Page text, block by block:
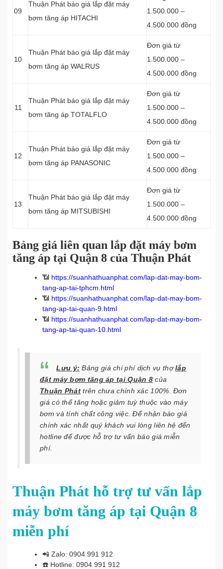
09
Thuận Phát báo giá lắp đặt máy
bơm tăng áp HITACHI
1.500.000 –
4.500.000 đồng
10
Thuận Phát báo giá lắp đặt máy
bơm tăng áp WALRUS
Đơn giá từ
1.500.000 –
4.500.000 đồng
11
Thuận Phát báo giá lắp đặt máy
bơm tăng áp TOTALFLO
Đơn giá từ
1.500.000 –
4.500.000 đồng
12
Thuận Phát báo giá lắp đặt máy
bơm tăng áp PANASONIC
Đơn giá từ
1.500.000 –
4.500.000 đồng
13
Thuận Phát báo giá lắp đặt máy
bơm tăng áp MITSUBISHI
Đơn giá từ
1.500.000 –
4.500.000 đồng
Bảng giá liên quan lắp đặt máy bơm
tăng áp tại Quận 8 của Thuận Phát
📶 https://suanhathuanphat.com/lap-dat-may-bom-
tang-ap-tai-tphcm.html
📶 https://suanhathuanphat.com/lap-dat-may-bom-
tang-ap-tai-quan-9.html
📶 https://suanhathuanphat.com/lap-dat-may-bom-
tang-ap-tai-quan-10.html
Lưu ý: Bảng giá chi phí dịch vụ thợlắp
đặt máy bơm tăng áp tại Quận 8 của
Thuận Phát trên chưa chính xác 100%. Đơn
giá có thể tăng hoặc giảm tuỳ thuộc vào máy
bơm và tính chất công việc. Để nhận báo giá
chính xác nhất quý khách vui lòng liên hệ đến
hotline để được hỗ trợ tư vấn báo giá miễn
phí.
Thuận Phát hỗ trợ tư vấn lắp
máy bơm tăng áp tại Quận 8
miễn phí
📲 Zalo: 0904 991 912
☎️ Hotline: 0904 991 912